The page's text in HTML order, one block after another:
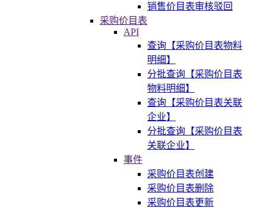
销售价目表审核驳回
采购价目表
API
查询【采购价目表物料
明细】
分批查询【采购价目表
物料明细】
查询【采购价目表关联
企业】
分批查询【采购价目表
关联企业】
事件
采购价目表创建
采购价目表删除
采购价目表更新